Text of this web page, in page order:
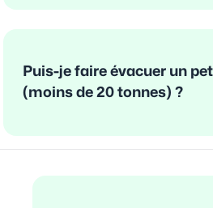
Puis-je faire évacuer un
(moins de 20 tonnes) ?